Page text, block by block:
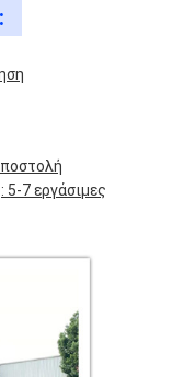
7 εργάσιμες